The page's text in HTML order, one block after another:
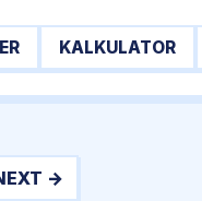
KALKULATOR
→